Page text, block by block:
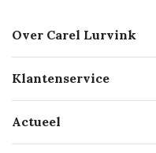
Over Carel Lurvink
Geschiedenis
Missie
Klantenservice
Bezorgen
Actueel